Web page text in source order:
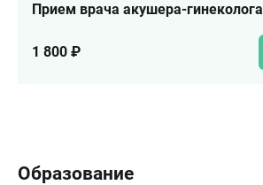
Прием врача акушера-гинеколога
1 800 ₽
Образование